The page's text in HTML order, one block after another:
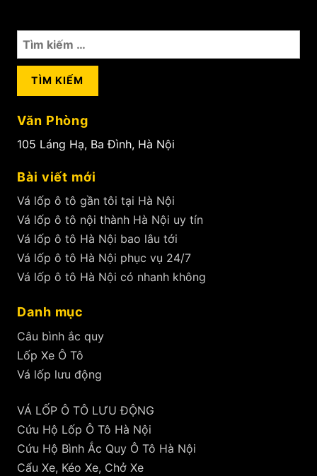
Tìm
kiếm
cho:
Văn Phòng
105 Láng Hạ, Ba Đình, Hà Nội
Bài viết mới
Vá lốp ô tô gần tôi tại Hà Nội
Vá lốp ô tô nội thành Hà Nội uy tín
Vá lốp ô tô Hà Nội bao lâu tới
Vá lốp ô tô Hà Nội phục vụ 24/7
Vá lốp ô tô Hà Nội có nhanh không
Danh mục
Câu bình ắc quy
Lốp Xe Ô Tô
Vá lốp lưu động
VÁ LỐP Ô TÔ LƯU ĐỘNG
Cứu Hộ Lốp Ô Tô Hà Nội
Cứu Hộ Bình Ắc Quy Ô Tô Hà Nội
Cẩu Xe, Kéo Xe, Chở Xe